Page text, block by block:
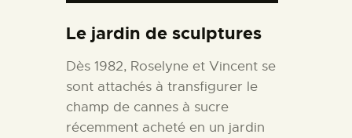
Le jardin de sculptures
Dès 1982, Roselyne et Vincent se
sont attachés à transfigurer le
champ de cannes à sucre
récemment acheté en un jardin